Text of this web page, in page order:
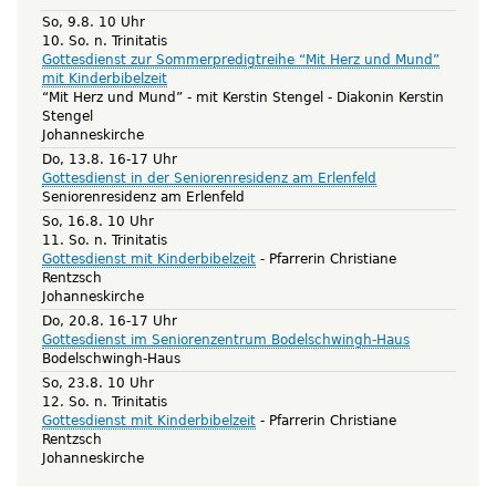
So, 9.8. 10 Uhr
10. So. n. Trinitatis
Gottesdienst zur Sommerpredigtreihe “Mit Herz und Mund”
mit Kinderbibelzeit
“Mit Herz und Mund” - mit Kerstin Stengel
Diakonin Kerstin
Stengel
Johanneskirche
Do, 13.8. 16-17 Uhr
Gottesdienst in der Seniorenresidenz am Erlenfeld
Seniorenresidenz am Erlenfeld
So, 16.8. 10 Uhr
11. So. n. Trinitatis
Gottesdienst mit Kinderbibelzeit
Pfarrerin Christiane
Rentzsch
Johanneskirche
Do, 20.8. 16-17 Uhr
Gottesdienst im Seniorenzentrum Bodelschwingh-Haus
Bodelschwingh-Haus
So, 23.8. 10 Uhr
12. So. n. Trinitatis
Gottesdienst mit Kinderbibelzeit
Pfarrerin Christiane
Rentzsch
Johanneskirche